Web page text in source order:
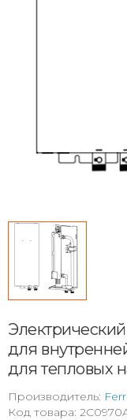
для
для тепловых
Производитель:
Код товара: